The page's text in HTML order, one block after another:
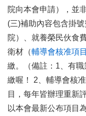
院向本會申請），並
(三)補助內容包含掛
院）、就養榮民伙食
衛材（輔導會核准項目
繳。（備註：1、有
繳喔！ 2、輔導會核
目，每年皆辦理重新
以本會最新公布項目為